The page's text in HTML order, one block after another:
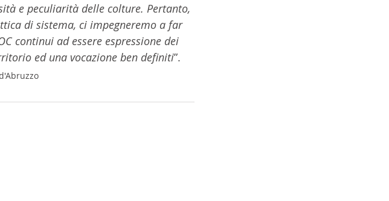
e peculiarità delle colture. Pertanto,
di sistema, ci impegneremo a far
continui ad essere espressione dei
ed una vocazione ben definiti”.